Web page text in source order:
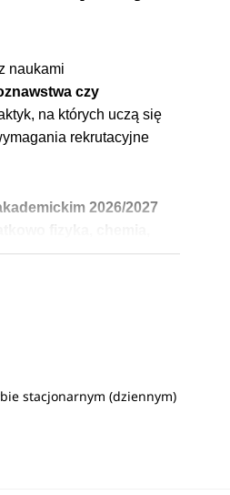
naukami
czy
na których uczą się
rekrutacyjne
2026/2027
fizyka,
chemia,
projektowania
z branżą IT.
stacjonarnym (dziennym)